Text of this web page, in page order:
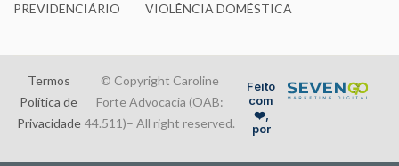
PREVIDENCIÁRIO
VIOLÊNCIA DOMÉSTICA
© Copyright Caroline
Forte Advocacia (OAB:
44.511)– All right reserved.
Termos
Política de
Privacidade
Feito
com
❤️,
por